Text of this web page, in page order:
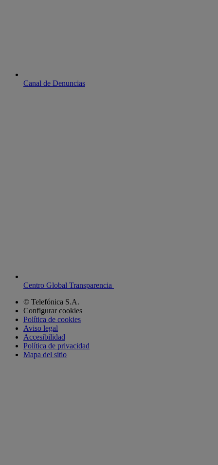
Canal de Denuncias
Centro Global Transparencia
© Telefónica S.A.
Configurar cookies
Política de cookies
Aviso legal
Accesibilidad
Política de privacidad
Mapa del sitio